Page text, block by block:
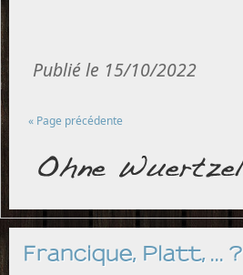
Publié le 15/10/2022
« Page précédente
Francique, Platt, ... ?